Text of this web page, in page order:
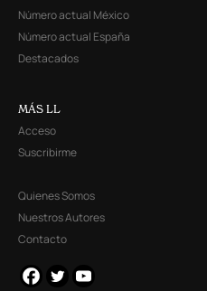
Número actual México
Número actual España
Destacados
MÁS LL
Acceso
Suscribirme
Quienes Somos
Nuestros Autores
Contacto